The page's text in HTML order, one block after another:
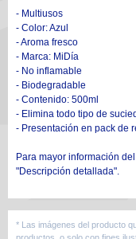
- Multiusos
- Color: Azul
- Aroma fresco
- Marca: MiDía
- No inflamable
- Biodegradable
- Contenido: 500ml
- Elimina todo tipo de
- Presentación en pack de
Para mayor información
"Descripción detallada".
* Las imágenes del producto